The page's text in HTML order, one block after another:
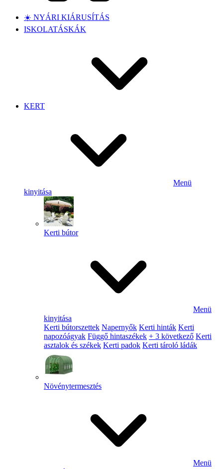
☀️ NYÁRI KIÁRUSÍTÁS
ISKOLATÁSKÁK
KERT
Menü
kinyitása
Kerti bútor
Menü
kinyitása
Kerti bútorszettek Napernyők Kerti hinták Kerti
napozóágyak Függő hintaszékek + 3 következő Kerti
asztalok és székek Kerti padok Kerti tároló ládák
Növénytermesztés
Menü